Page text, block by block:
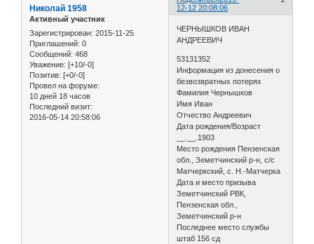
12-12 20:08:06
Николай 1958
Активный участник
Зарегистрирован: 2015-11-25
Приглашений: 0
Сообщений: 468
Уважение: [+10/-0]
Позитив: [+0/-0]
Провел на форуме:
10 дней 18 часов
Последний визит:
2016-05-14 20:58:06
ЧЕРНЫШКОВ ИВАН
АНДРЕЕВИЧ
53131352
Информация из донесения о
безвозвратных потерях
Фамилия Чернышков
Имя Иван
Отчество Андреевич
Дата рождения/Возраст
__.__.1903
Место рождения Пензенская
обл., Земетчинский р-н, с/с
Матчеркский, с. Н.-Матчерка
Дата и место призыва
Земетчинский РВК,
Пензенская обл.,
Земетчинский р-н
Последнее место службы
штаб 156 сд